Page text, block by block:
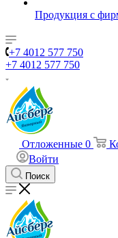
Продукция с
+7 4012 577 750
+7 4012 577 750
Отложенные 0
Войти
Поиск